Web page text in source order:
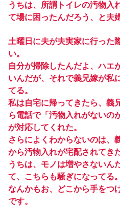
うちは、所謂トイレの汚物入
て場に困ったんだろう、と夫
土曜日に夫が夫実家に行った
い。
自分が掃除したんだよ、ハエ
いんだが、それで義兄嫁が私
てる。
私は自宅に帰ってきたら、義
ら電話で「汚物入れがないの
が対応してくれた。
さらによくわからないのは、
から汚物入れが宅配されてきた
うちは、モノは増やさないん
て、こちらも騒ぎになってる。
なんかもお、どこから手をつ
です。